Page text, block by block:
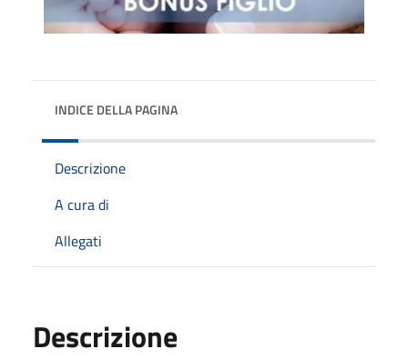
INDICE DELLA PAGINA
Descrizione
A cura di
Allegati
Descrizione